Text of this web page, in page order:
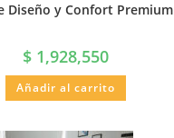
Diseño y Confort Premium
$1,928,550
Añadir al carrito